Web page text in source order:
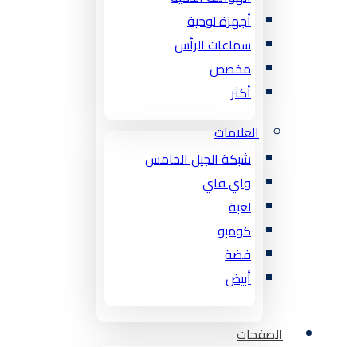
أجهزة لوحية
سماعات الرأس
مخصص
أكثر
العلامات
شبكة الجيل الخامس
واي فاي
لعبة
كومبو
فضة
أبيض
الصفحات